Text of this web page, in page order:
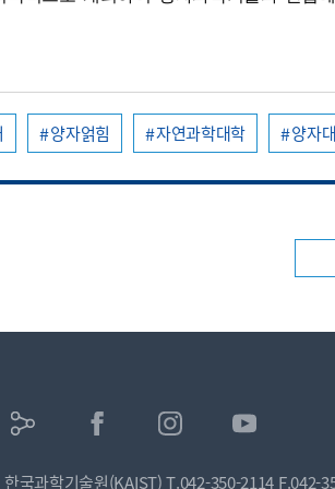
양자얽힘 자연과학대학 양자
국과학기술원(KAIST)T.042-350-2114 F.042-